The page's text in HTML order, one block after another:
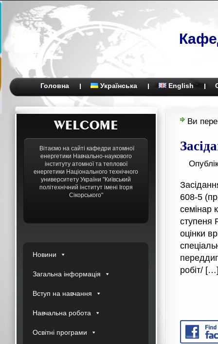
Головна Українська English
Вітаємо на сайті кафедри атомної
енергетики Навчально-наукового
інституту атомної та теплової
енергетики Національного технічного
университету України "Київський
політехнічний інститут імені Ігоря
Сікорського"
Новини
Загальна інформація
Вступ на навчання
Навчальна робота
Освітні програми
Ви
608-5
семінар
ступеня
оцінки
робіт/